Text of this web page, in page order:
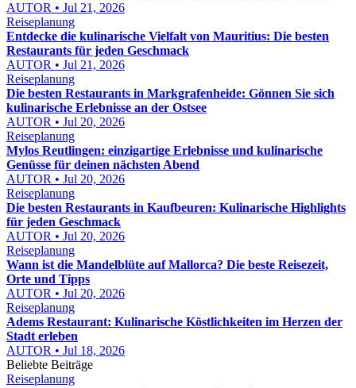
AUTOR • Jul 21, 2026
Reiseplanung
Entdecke die kulinarische Vielfalt von Mauritius: Die besten
Restaurants für jeden Geschmack
AUTOR • Jul 21, 2026
Reiseplanung
Die besten Restaurants in Markgrafenheide: Gönnen Sie sich
kulinarische Erlebnisse an der Ostsee
AUTOR • Jul 20, 2026
Reiseplanung
Mylos Reutlingen: einzigartige Erlebnisse und kulinarische
Genüsse für deinen nächsten Abend
AUTOR • Jul 20, 2026
Reiseplanung
Die besten Restaurants in Kaufbeuren: Kulinarische Highlights
für jeden Geschmack
AUTOR • Jul 20, 2026
Reiseplanung
Wann ist die Mandelblüte auf Mallorca? Die beste Reisezeit,
Orte und Tipps
AUTOR • Jul 20, 2026
Reiseplanung
Adems Restaurant: Kulinarische Köstlichkeiten im Herzen der
Stadt erleben
AUTOR • Jul 18, 2026
Beliebte Beiträge
Reiseplanung